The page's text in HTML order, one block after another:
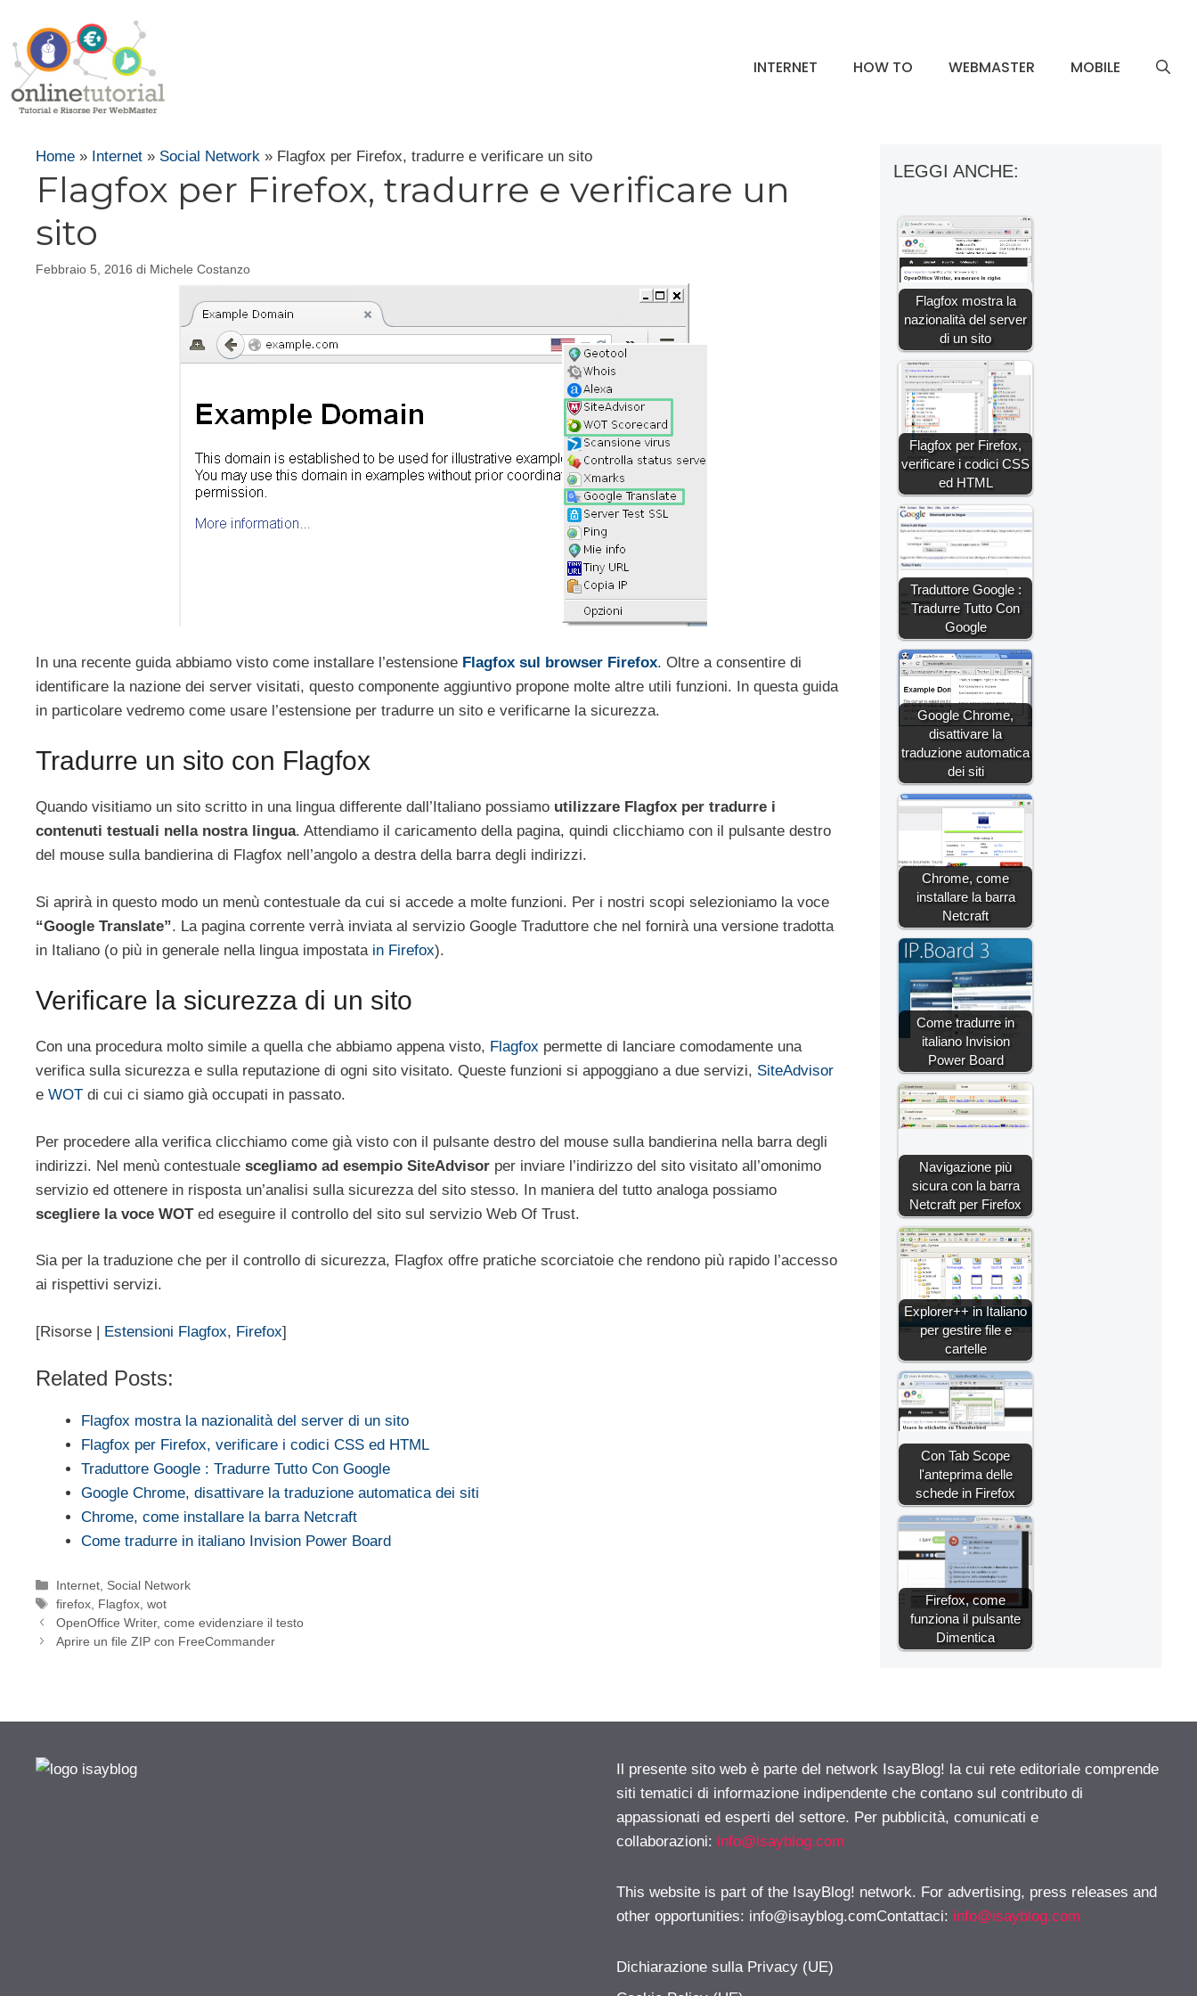
contenuto
INTERNET HOW TO WEBMASTER MOBILE
Home » Internet » Social Network » Flagfox per Firefox, tradurre e verificare un sito
Flagfox per Firefox, tradurre e verificare un
sito
Febbraio 5, 2016 di Michele Costanzo
In una recente guida abbiamo visto come installare l’estensione Flagfox sul browser Firefox. Oltre a consentire di
identificare la nazione dei server visitati, questo componente aggiuntivo propone molte altre utili funzioni. In questa guida
in particolare vedremo come usare l’estensione per tradurre un sito e verificarne la sicurezza.
Tradurre un sito con Flagfox
Quando visitiamo un sito scritto in una lingua differente dall’Italiano possiamo utilizzare Flagfox per tradurre i
contenuti testuali nella nostra lingua. Attendiamo il caricamento della pagina, quindi clicchiamo con il pulsante destro
del mouse sulla bandierina di Flagfox nell’angolo a destra della barra degli indirizzi.
Si aprirà in questo modo un menù contestuale da cui si accede a molte funzioni. Per i nostri scopi selezioniamo la voce
“Google Translate”. La pagina corrente verrà inviata al servizio Google Traduttore che nel fornirà una versione tradotta
in Italiano (o più in generale nella lingua impostata in Firefox).
Verificare la sicurezza di un sito
Con una procedura molto simile a quella che abbiamo appena visto, Flagfox permette di lanciare comodamente una
verifica sulla sicurezza e sulla reputazione di ogni sito visitato. Queste funzioni si appoggiano a due servizi, SiteAdvisor
e WOT di cui ci siamo già occupati in passato.
Per procedere alla verifica clicchiamo come già visto con il pulsante destro del mouse sulla bandierina nella barra degli
indirizzi. Nel menù contestuale scegliamo ad esempio SiteAdvisor per inviare l’indirizzo del sito visitato all’omonimo
servizio ed ottenere in risposta un’analisi sulla sicurezza del sito stesso. In maniera del tutto analoga possiamo
scegliere la voce WOTed eseguire il controllo del sito sul servizio Web Of Trust.
Sia per la traduzione che per il controllo di sicurezza, Flagfox offre pratiche scorciatoie che rendono più rapido l’accesso
ai rispettivi servizi.
[Risorse | Estensioni Flagfox, Firefox]
Related Posts:
Flagfox mostra la nazionalità del server di un sito
Flagfox per Firefox, verificare i codici CSS ed HTML
Traduttore Google : Tradurre Tutto Con Google
Google Chrome, disattivare la traduzione automatica dei siti
Chrome, come installare la barra Netcraft
Come tradurre in italiano Invision Power Board
Categorie
Internet Social Network
Tag
firefox Flagfox ,wot
OpenOffice Writer, come evidenziare il testo
Aprire un file ZIP con FreeCommander
LEGGI ANCHE:
Flagfox mostra la
nazionalità del server
di un sito
Flagfox per Firefox,
verificare i codici CSS
ed HTML
Traduttore Google :
Tradurre Tutto Con
Google
Google Chrome,
disattivare la
traduzione automatica
dei siti
Chrome, come
installare la barra
Netcraft
Come tradurre in
italiano Invision
Power Board
Navigazione più
sicura con la barra
Netcraft per Firefox
Explorer++ in Italiano
per gestire file e
cartelle
Con Tab Scope
l'anteprima delle
schede in Firefox
Firefox, come
funziona il pulsante
Dimentica
Il presente sito web è parte del network IsayBlog! la cui rete editoriale comprende
siti tematici di informazione indipendente che contano sul contributo di
appassionati ed esperti del settore. Per pubblicità, comunicati e
collaborazioni: info@isayblog.com
This website is part of the IsayBlog! network. For advertising, press releases and
other opportunities: info@isayblog.comContattaci: info@isayblog.com
Dichiarazione sulla Privacy (UE)